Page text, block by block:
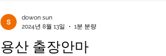
용산 출장안마
dowon sun
2024년 8월 13일
1분 분량